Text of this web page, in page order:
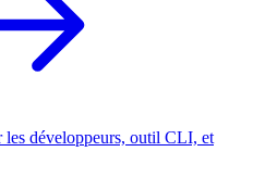
les développeurs, outil CLI, et